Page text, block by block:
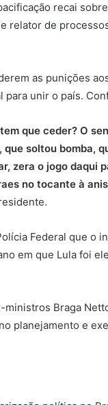
recai
relator de
as punições
unir o país.
que ceder? O
soltou bomba,
zera o jogo daqui
no tocante à
Federal que o
em que Lula foi
ministros Braga
planejamento e